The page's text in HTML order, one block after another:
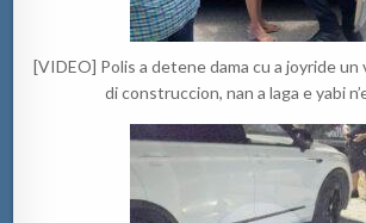
[VIDEO] Polis a detene dama cu a joyride un
di construccion, nan a laga e yabi